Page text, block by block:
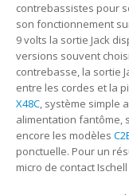
contrebassistes pour
son fonctionnement
9 volts la sortie Jack
versions souvent
contrebasse, la sortie
entre les cordes et la
X48C, système simple
alimentation fantôme,
encore les modèles
ponctuelle. Pour un
micro de contact Ischell